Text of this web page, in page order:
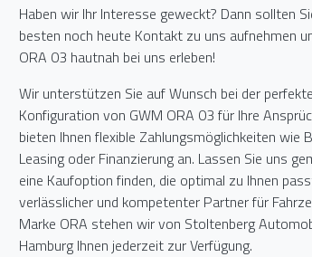
Haben wir Ihr Interesse geweckt? Dann sollten
besten noch heute Kontakt zu uns aufnehmen
ORA 03 hautnah bei uns erleben!
Wir unterstützen Sie auf Wunsch bei der
Konfiguration von GWM ORA 03 für Ihre
bieten Ihnen flexible Zahlungsmöglichkeiten wie
Leasing oder Finanzierung an. Lassen Sie uns
eine Kaufoption finden, die optimal zu Ihnen
verlässlicher und kompetenter Partner für
Marke ORA stehen wir von Stoltenberg
Hamburg Ihnen jederzeit zur Verfügung.